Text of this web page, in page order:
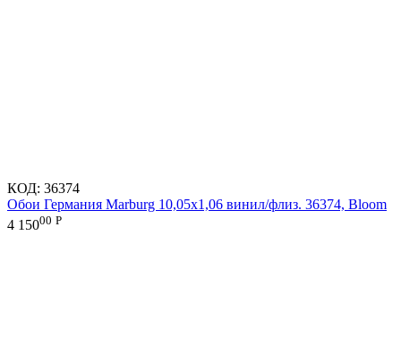
КОД: 36374
Обои Германия Marburg 10,05x1,06 винил/флиз. 36374, Bloom
4 15000 Р